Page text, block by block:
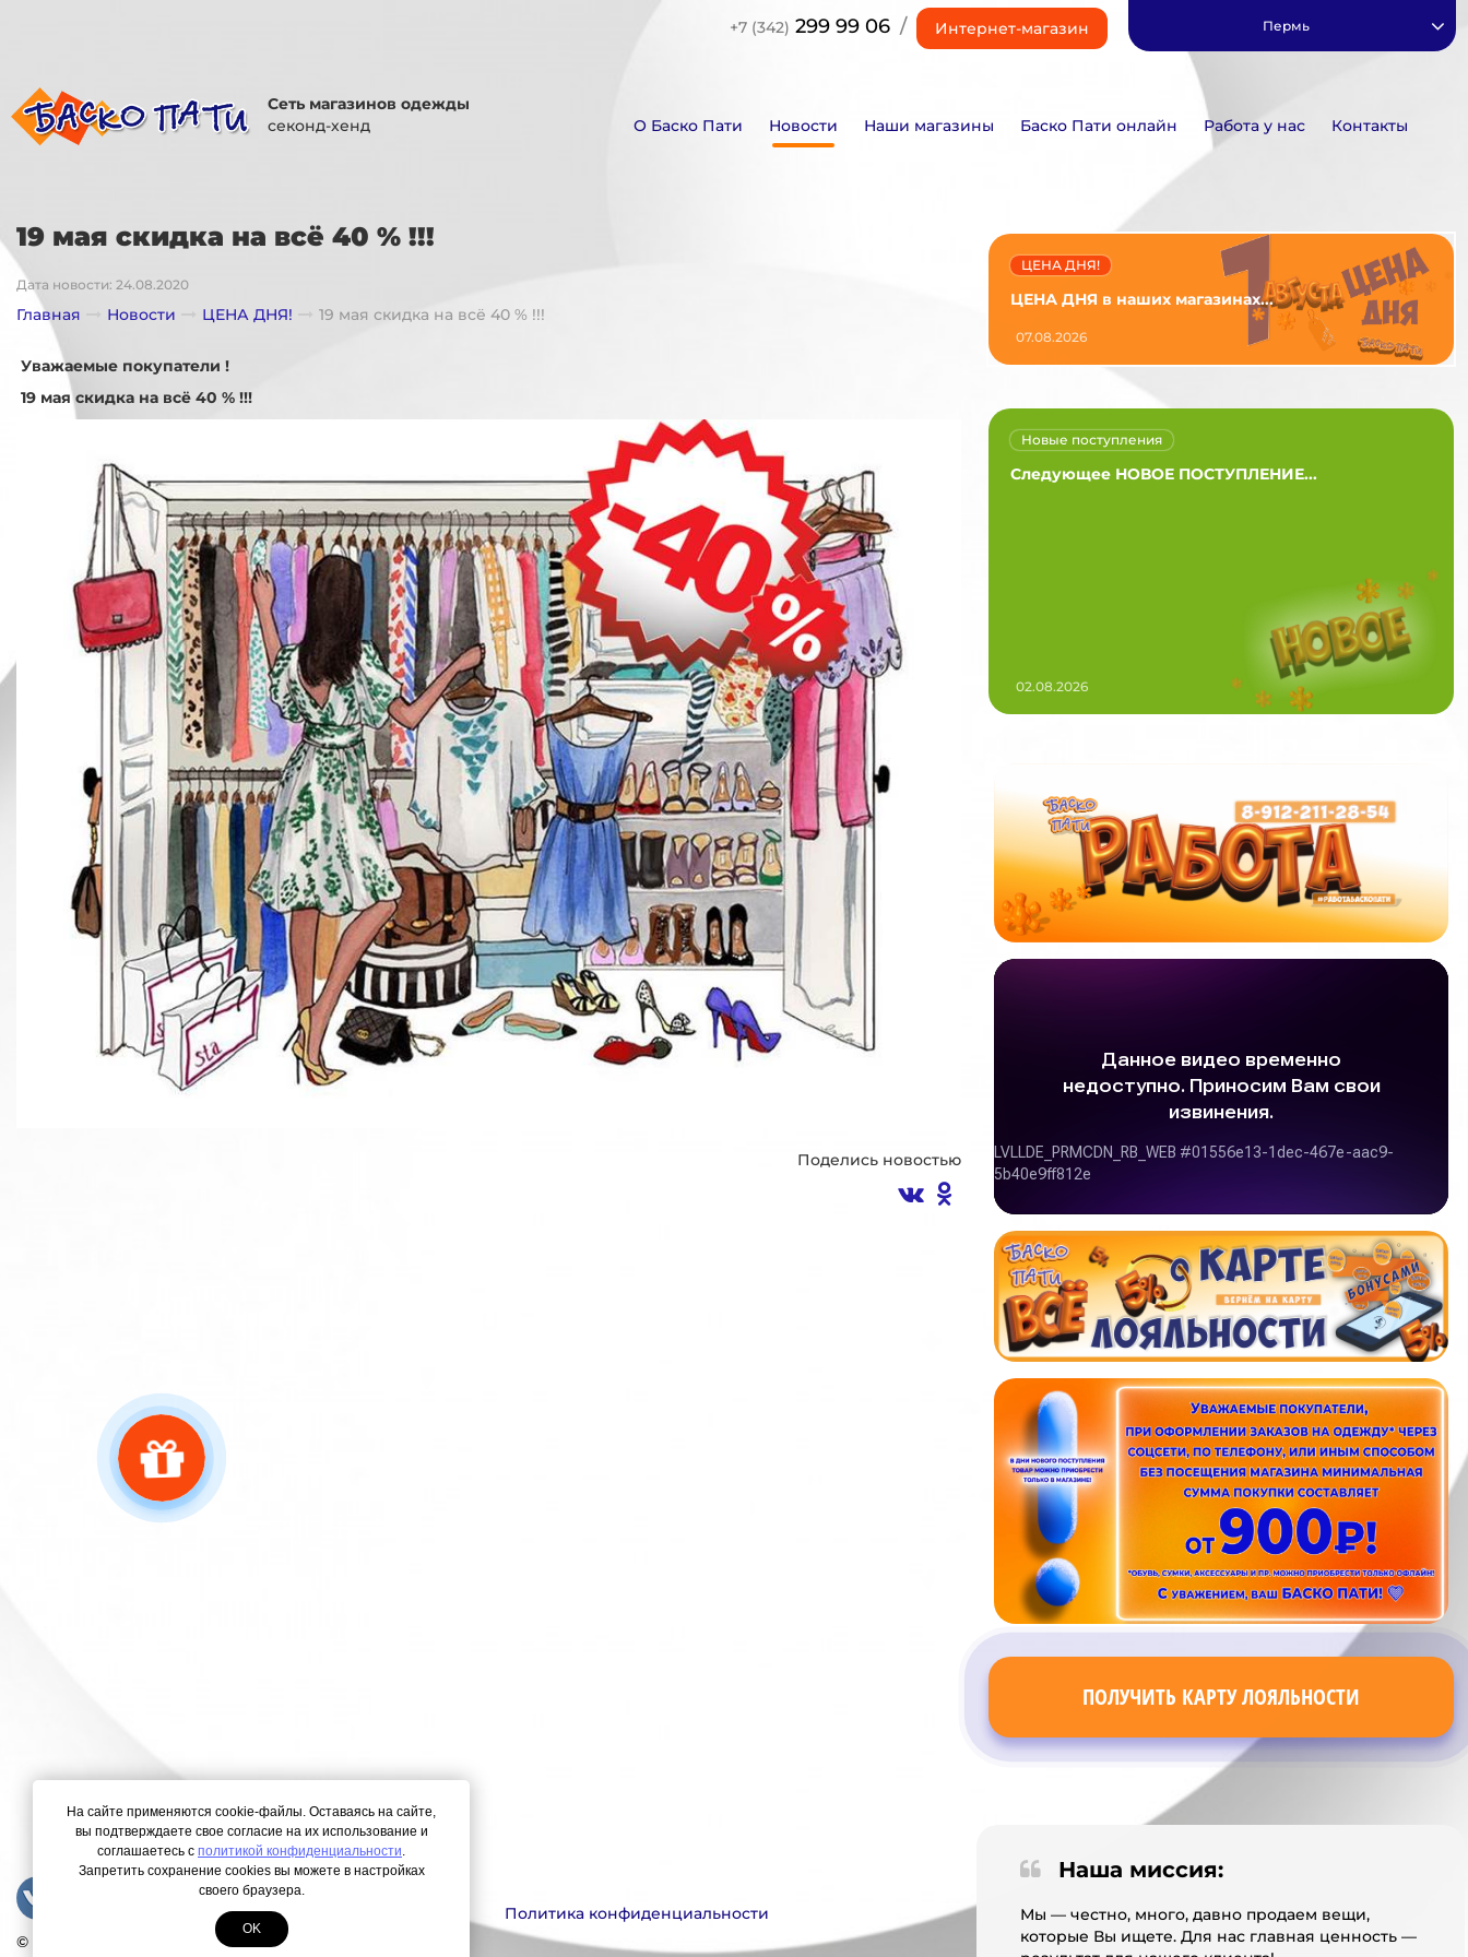
+7 (342) 299 99 06 / Интернет-магазин Пермь
Сеть магазинов одежды
секонд-хенд
О Баско Пати Новости Наши магазины Баско Пати онлайн Работа у нас Контакты
19 мая скидка на всё 40 % !!!
Дата новости: 24.08.2020
Главная Новости ЦЕНА ДНЯ! 19 мая скидка на всё 40 % !!!
Уважаемые покупатели !
19 мая скидка на всё 40 % !!!
Поделись новостью
ЦЕНА ДНЯ в наших магазинах...
ЦЕНА ДНЯ!
07.08.2026
Следующее НОВОЕ ПОСТУПЛЕНИЕ...
Новые поступления
02.08.2026
ПОЛУЧИТЬ КАРТУ ЛОЯЛЬНОСТИ
© Copyright 2000-2026. Все права защищены.
Политика конфиденциальности
Наша миссия:
Мы — честно, много, давно продаем вещи,
которые Вы ищете. Для нас главная ценность —
На сайте применяются cookie-файлы. Оставаясь на сайте,
вы подтверждаете свое согласие на их использование и
соглашаетесь с политикой конфиденциальности.
Запретить сохранение cookies вы можете в настройках
своего браузера.
OK